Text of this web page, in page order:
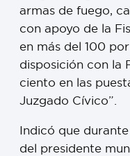
armas de fuego,
con apoyo de la
en más del 100
disposición con la
ciento en las
Juzgado Cívico”.
Indicó que
del presidente